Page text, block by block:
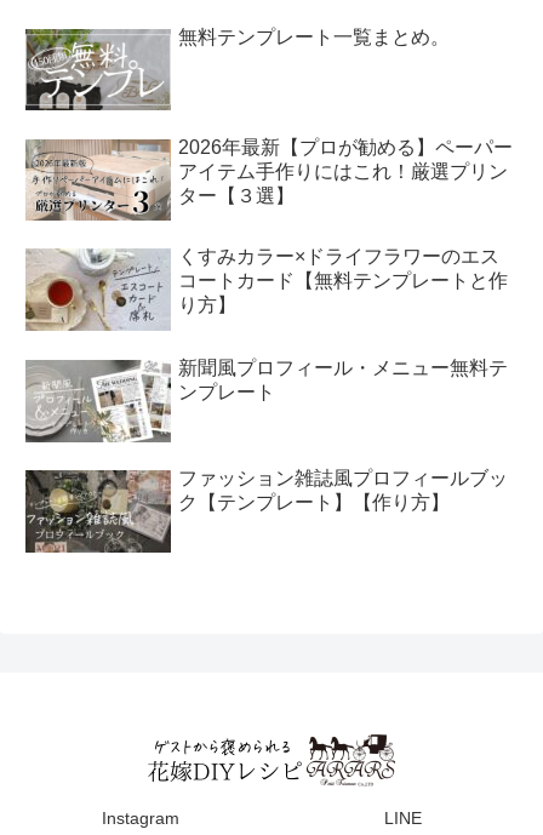
無料テンプレート一覧まとめ。
2026年最新【プロが勧める】ペーパー
アイテム手作りにはこれ！厳選プリン
ター【３選】
くすみカラー×ドライフラワーのエス
コートカード【無料テンプレートと作
り方】
新聞風プロフィール・メニュー無料テ
ンプレート
ファッション雑誌風プロフィールブッ
ク【テンプレート】【作り方】
Instagram LINE